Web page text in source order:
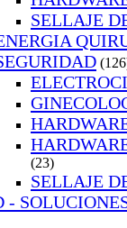
SELLAJE
(23)
SELLAJE
-